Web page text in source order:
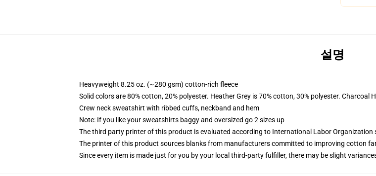
설명
Heavyweight 8.25 oz. (~280 gsm) cotton-rich fleece
Solid colors are 80% cotton, 20% polyester. Heather Grey is 70% cotton, 30% polyester. Charcoal
Crew neck sweatshirt with ribbed cuffs, neckband and hem
Note: If you like your sweatshirts baggy and oversized go 2 sizes up
The third party printer of this product is evaluated according to International Labor Organization
The printer of this product sources blanks from manufacturers committed to improving cotton
Since every item is made just for you by your local third-party fulfiller, there may be slight